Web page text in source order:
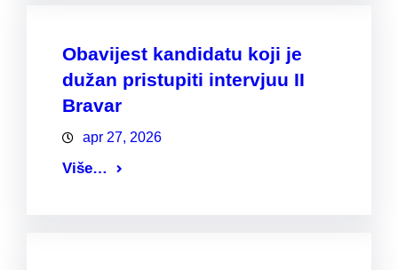
Obavijest kandidatu koji je
dužan pristupiti intervjuu II
Bravar
apr 27, 2026
Više…